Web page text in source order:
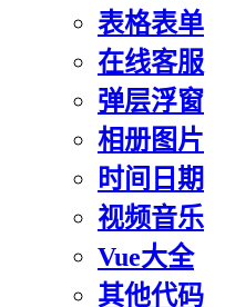
表格表单
在线客服
弹层浮窗
相册图片
时间日期
视频音乐
Vue大全
其他代码